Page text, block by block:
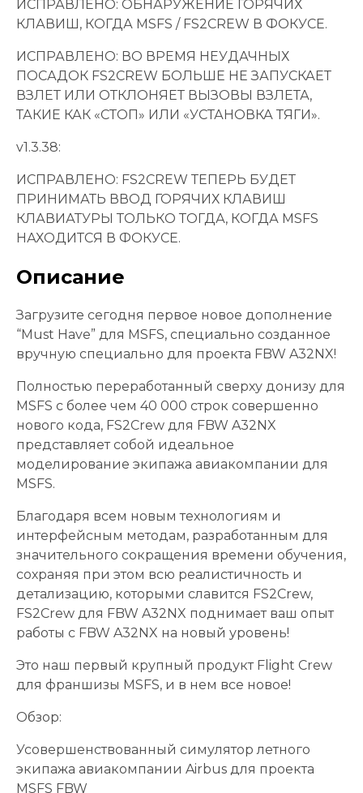
ИСПРАВЛЕНО: ОБНАРУЖЕНИЕ ГОРЯЧИХ
КЛАВИШ, КОГДА MSFS / FS2CREW В ФОКУСЕ.
ИСПРАВЛЕНО: ВО ВРЕМЯ НЕУДАЧНЫХ
ПОСАДОК FS2CREW БОЛЬШЕ НЕ ЗАПУСКАЕТ
ВЗЛЕТ ИЛИ ОТКЛОНЯЕТ ВЫЗОВЫ ВЗЛЕТА,
ТАКИЕ КАК «СТОП» ИЛИ «УСТАНОВКА ТЯГИ».
v1.3.38:
ИСПРАВЛЕНО: FS2CREW ТЕПЕРЬ БУДЕТ
ПРИНИМАТЬ ВВОД ГОРЯЧИХ КЛАВИШ
КЛАВИАТУРЫ ТОЛЬКО ТОГДА, КОГДА MSFS
НАХОДИТСЯ В ФОКУСЕ.
Описание
Загрузите сегодня первое новое дополнение
“Must Have” для MSFS, специально созданное
вручную специально для проекта FBW A32NX!
Полностью переработанный сверху донизу для
MSFS с более чем 40 000 строк совершенно
нового кода, FS2Crew для FBW A32NX
представляет собой идеальное
моделирование экипажа авиакомпании для
MSFS.
Благодаря всем новым технологиям и
интерфейсным методам, разработанным для
значительного сокращения времени обучения,
сохраняя при этом всю реалистичность и
детализацию, которыми славится FS2Crew,
FS2Crew для FBW A32NX поднимает ваш опыт
работы с FBW A32NX на новый уровень!
Это наш первый крупный продукт Flight Crew
для франшизы MSFS, и в нем все новое!
Обзор:
Усовершенствованный симулятор летного
экипажа авиакомпании Airbus для проекта
MSFS FBW